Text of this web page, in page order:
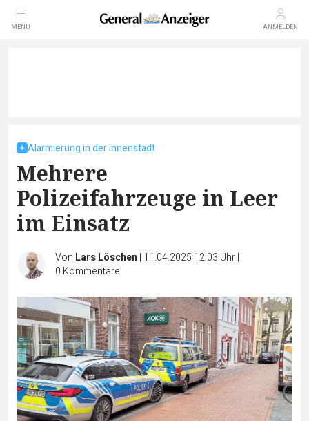
MENÜ ANMELDEN
Alarmierung in der Innenstadt
Mehrere
Polizeifahrzeuge in Leer
im Einsatz
Von Lars Löschen | 11.04.2025 12:03 Uhr|
0 Kommentare